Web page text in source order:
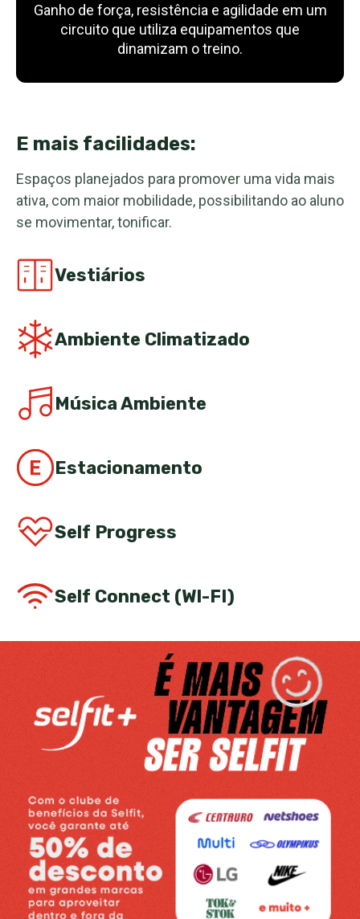
Ganho de força, resistência e agilidade em um
circuito que utiliza equipamentos que
dinamizam o treino.
E mais facilidades:
Espaços planejados para promover uma vida mais
ativa, com maior mobilidade, possibilitando ao aluno
se movimentar, tonificar.
Vestiários
Ambiente Climatizado
Música Ambiente
Estacionamento
Self Progress
Self Connect (WI-FI)